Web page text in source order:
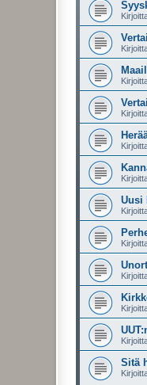
Uusi
Sitä